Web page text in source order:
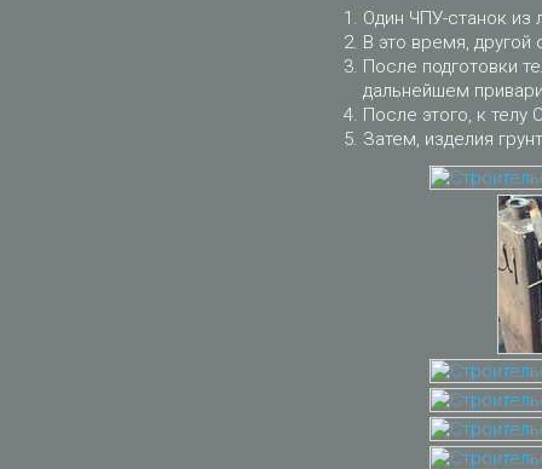
Один ЧПУ-станок из
В это время, другой
После подготовки
дальнейшем
После этого, к телу
Затем, изделия